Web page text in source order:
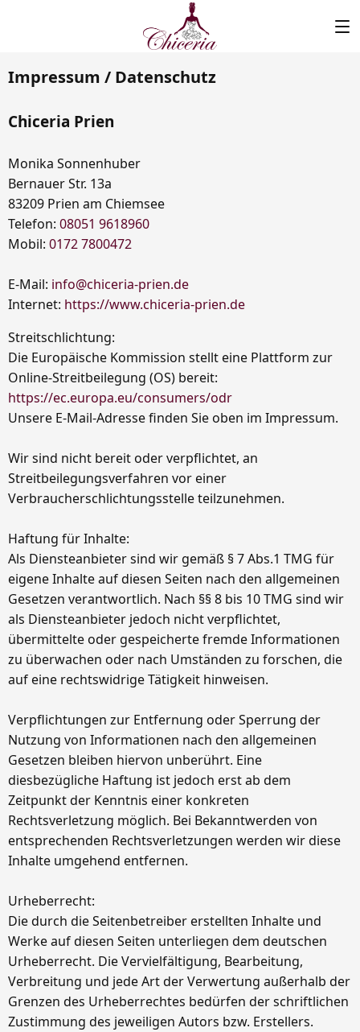
Impressum / Datenschutz
Chiceria Prien
Monika Sonnenhuber
Bernauer Str. 13a
83209 Prien am Chiemsee
Telefon: 08051 9618960
Mobil: 0172 7800472
E-Mail: info@chiceria-prien.de
Internet: https://www.chiceria-prien.de
Streitschlichtung:
Die Europäische Kommission stellt eine Plattform zur
Online-Streitbeilegung (OS) bereit:
https://ec.europa.eu/consumers/odr
Unsere E-Mail-Adresse finden Sie oben im Impressum.
Wir sind nicht bereit oder verpflichtet, an
Streitbeilegungsverfahren vor einer
Verbraucherschlichtungsstelle teilzunehmen.
Haftung für Inhalte:
Als Diensteanbieter sind wir gemäß § 7 Abs.1 TMG für
eigene Inhalte auf diesen Seiten nach den allgemeinen
Gesetzen verantwortlich. Nach §§ 8 bis 10 TMG sind wir
als Diensteanbieter jedoch nicht verpflichtet,
übermittelte oder gespeicherte fremde Informationen
zu überwachen oder nach Umständen zu forschen, die
auf eine rechtswidrige Tätigkeit hinweisen.
Verpflichtungen zur Entfernung oder Sperrung der
Nutzung von Informationen nach den allgemeinen
Gesetzen bleiben hiervon unberührt. Eine
diesbezügliche Haftung ist jedoch erst ab dem
Zeitpunkt der Kenntnis einer konkreten
Rechtsverletzung möglich. Bei Bekanntwerden von
entsprechenden Rechtsverletzungen werden wir diese
Inhalte umgehend entfernen.
Urheberrecht:
Die durch die Seitenbetreiber erstellten Inhalte und
Werke auf diesen Seiten unterliegen dem deutschen
Urheberrecht. Die Vervielfältigung, Bearbeitung,
Verbreitung und jede Art der Verwertung außerhalb der
Grenzen des Urheberrechtes bedürfen der schriftlichen
Zustimmung des jeweiligen Autors bzw. Erstellers.